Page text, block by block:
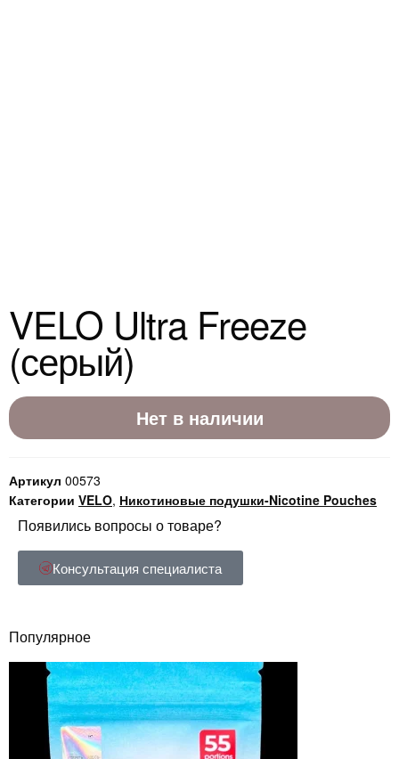
VELO Ultra Freeze
(серый)
Нет в наличии
Артикул 00573
Категории VELO, Никотиновые подушки-Nicotine Pouches
Появились вопросы о товаре?
Консультация специалиста
Популярное